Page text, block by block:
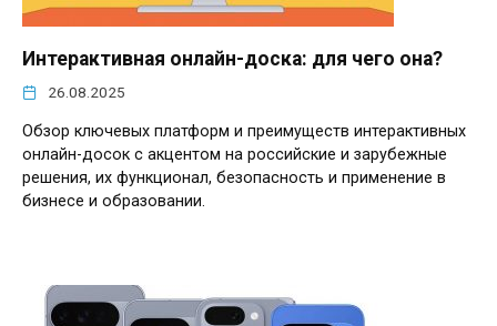
Интерактивная онлайн-доска: для чего она?
26.08.2025
Обзор ключевых платформ и преимуществ интерактивных
онлайн-досок с акцентом на российские и зарубежные
решения, их функционал, безопасность и применение в
бизнесе и образовании.